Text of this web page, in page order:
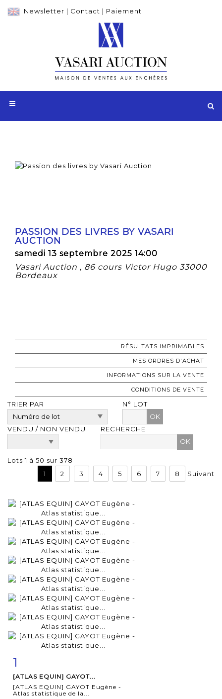
Newsletter | Contact | Paiement
PASSION DES LIVRES BY VASARI
AUCTION
samedi 13 septembre 2025 14:00
Vasari Auction , 86 cours Victor Hugo 33000
Bordeaux
RÉSULTATS IMPRIMABLES
MES ORDRES D'ACHAT
INFORMATIONS SUR LA VENTE
CONDITIONS DE VENTE
TRIER PAR
N° LOT
OK
VENDU / NON VENDU
RECHERCHE
Lots 1 à 50 sur 378
1
2 3 4 5 6 7 8 Suivant
détaillée
1
[ATLAS EQUIN] GAYOT...
[ATLAS EQUIN] GAYOT Eugène -
Atlas statistique de la...